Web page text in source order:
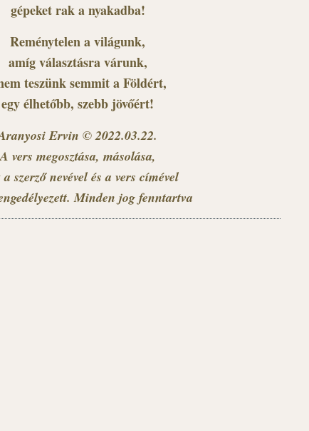
gépeket rak a nyakadba!
Reménytelen a világunk,
amíg választásra várunk,
teszünk semmit a Földért,
egy élhetőbb, szebb jövőért!
Ervin © 2022.03.22.
A vers megosztása, másolása,
szerző nevével és a vers címével
Minden jog fenntartva